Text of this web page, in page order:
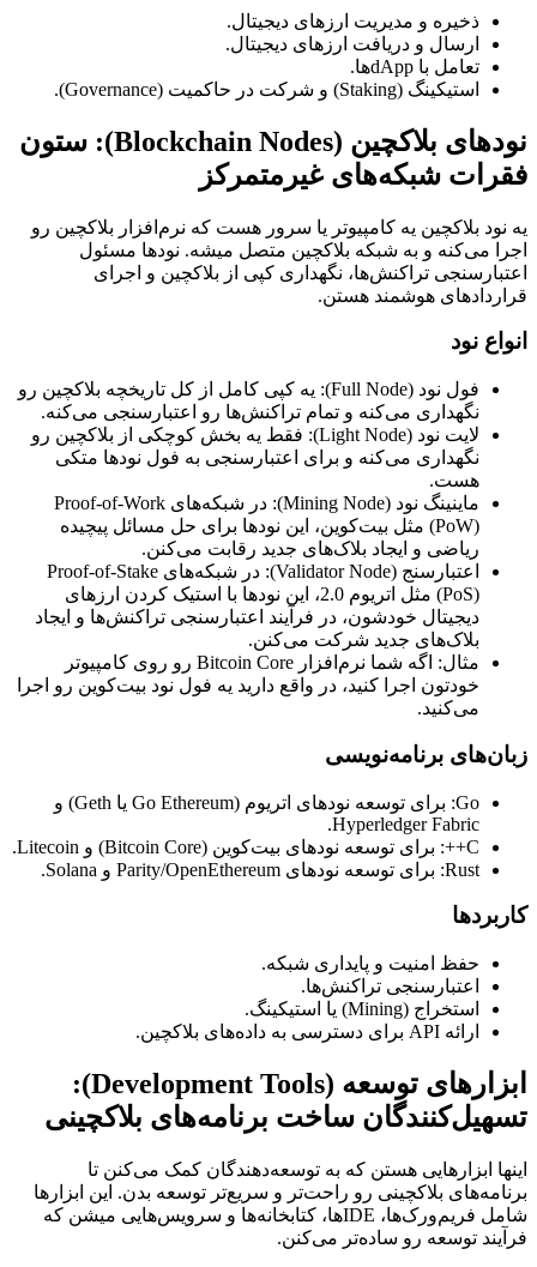
ذخیره و مدیریت ارزهای دیجیتال.
ارسال و دریافت ارزهای دیجیتال.
تعامل با dAppها.
استیکینگ (Staking) و شرکت در حاکمیت (Governance).
نودهای بلاکچین (Blockchain Nodes): ستون
فقرات شبکه‌های غیرمتمرکز
یه نود بلاکچین یه کامپیوتر یا سرور هست که نرم‌افزار بلاکچین رو
اجرا می‌کنه و به شبکه بلاکچین متصل میشه. نودها مسئول
اعتبارسنجی تراکنش‌ها، نگهداری کپی از بلاکچین و اجرای
قراردادهای هوشمند هستن.
انواع نود
فول نود (Full Node): یه کپی کامل از کل تاریخچه بلاکچین رو
نگهداری می‌کنه و تمام تراکنش‌ها رو اعتبارسنجی می‌کنه.
لایت نود (Light Node): فقط یه بخش کوچکی از بلاکچین رو
نگهداری می‌کنه و برای اعتبارسنجی به فول نودها متکی
هست.
ماینینگ نود (Mining Node): در شبکه‌های Proof-of-Work
(PoW) مثل بیت‌کوین، این نودها برای حل مسائل پیچیده
ریاضی و ایجاد بلاک‌های جدید رقابت می‌کنن.
اعتبارسنج (Validator Node): در شبکه‌های Proof-of-Stake
(PoS) مثل اتریوم 2.0، این نودها با استیک کردن ارزهای
دیجیتال خودشون، در فرآیند اعتبارسنجی تراکنش‌ها و ایجاد
بلاک‌های جدید شرکت می‌کنن.
مثال: اگه شما نرم‌افزار Bitcoin Core رو روی کامپیوتر
خودتون اجرا کنید، در واقع دارید یه فول نود بیت‌کوین رو اجرا
می‌کنید.
زبان‌های برنامه‌نویسی
Go: برای توسعه نودهای اتریوم (Go Ethereum یا Geth) و
Hyperledger Fabric.
C++: برای توسعه نودهای بیت‌کوین (Bitcoin Core) و Litecoin.
Rust: برای توسعه نودهای Parity/OpenEthereum و Solana.
کاربردها
حفظ امنیت و پایداری شبکه.
اعتبارسنجی تراکنش‌ها.
استخراج (Mining) یا استیکینگ.
ارائه API برای دسترسی به داده‌های بلاکچین.
ابزارهای توسعه (Development Tools):
تسهیل‌کنندگان ساخت برنامه‌های بلاکچینی
اینها ابزارهایی هستن که به توسعه‌دهندگان کمک می‌کنن تا
برنامه‌های بلاکچینی رو راحت‌تر و سریع‌تر توسعه بدن. این ابزارها
شامل فریم‌ورک‌ها، IDEها، کتابخانه‌ها و سرویس‌هایی میشن که
فرآیند توسعه رو ساده‌تر می‌کنن.